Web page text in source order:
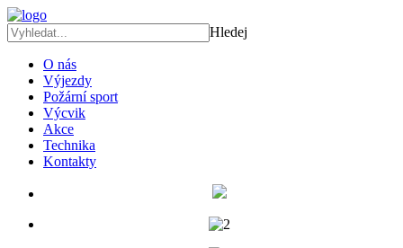
Hledej
O nás
Výjezdy
Požární sport
Výcvik
Akce
Technika
Kontakty